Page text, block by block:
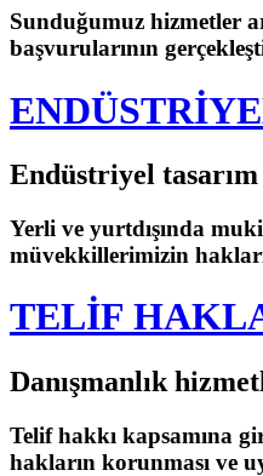
Sunduğumuz hizmetler
başvurularının
Endüstriyel
Yerli ve yurtdışında
müvekkillerimizin
TELİF
Danışmanlık
Telif hakkı kapsamına
hakların korunması ve